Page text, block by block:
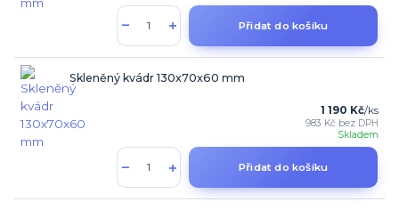
Přidat do košíku
Skleněný kvádr 130x70x60 mm
1 190 Kč/ks
983 Kč bez DPH
Skladem
Přidat do košíku